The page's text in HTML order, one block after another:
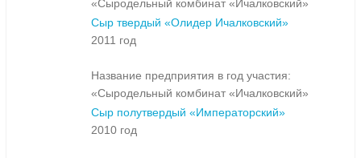
«Сыродельный комбинат «Ичалковский»
Сыр твердый «Олидер Ичалковский»
2011 год
Название предприятия в год участия:
«Сыродельный комбинат «Ичалковский»
Сыр полутвердый «Императорский»
2010 год